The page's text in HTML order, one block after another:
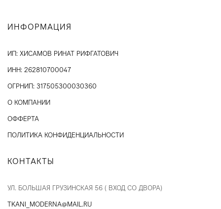
ИНФОРМАЦИЯ
ИП: ХИСАМОВ РИНАТ РИФГАТОВИЧ
ИНН: 262810700047
ОГРНИП: 317505300030360
О КОМПАНИИ
ОФФЕРТА
ПОЛИТИКА КОНФИДЕНЦИАЛЬНОСТИ
КОНТАКТЫ
УЛ. БОЛЬШАЯ ГРУЗИНСКАЯ 56 ( ВХОД СО ДВОРА)
TKANI_MODERNA@MAIL.RU